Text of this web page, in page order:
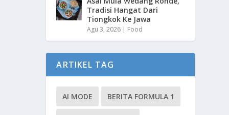
Tradisi Hangat Dari
Tiongkok Ke Jawa
Agu 3, 2026 | Food
ARTIKEL TAG
AI MODE BERITA FORMULA 1